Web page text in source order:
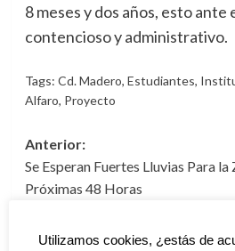
8 meses y dos años, esto ante
contencioso y administrativo.
Tags: Cd. Madero, Estudiantes,
Alfaro, Proyecto
Navegación
de
entradas
Anterior:
Se Esperan Fuertes Lluvias Para
Próximas 48 Horas
“Positivo Para
Utilizamos cookies, ¿estás de